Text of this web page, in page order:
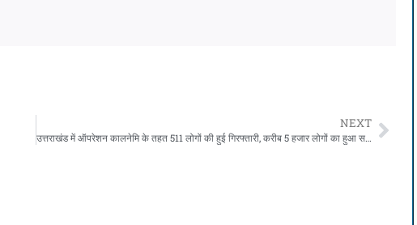
NEXT
उत्तराखंड में ऑपरेशन कालनेमि के तहत 511 लोगों की हुई गिरफ्तारी, करीब 5 हजार लोगों का हुआ सत्यापन